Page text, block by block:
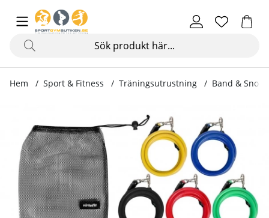
Hem Sport & Fitness Träningsutrustning Band &